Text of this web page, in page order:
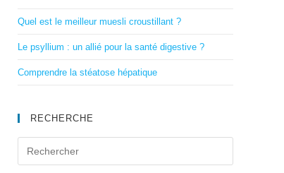
Quel est le meilleur muesli croustillant ?
Le psyllium : un allié pour la santé digestive ?
Comprendre la stéatose hépatique
RECHERCHE